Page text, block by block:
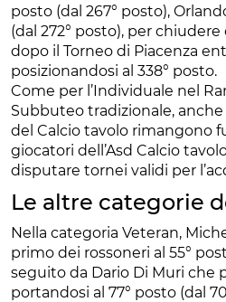
posto (dal 267° posto),
(dal 272° posto), per
dopo il Torneo di Piacenza
posizionandosi al 338° posto.
Come per l’Individuale nel
Subbuteo tradizionale,
del Calcio tavolo rimangono
giocatori dell’Asd Calcio
disputare tornei validi per
Le altre categorie
Nella categoria Veteran,
primo dei rossoneri al 55°
seguito da Dario Di Muri che
portandosi al 77° posto (dal